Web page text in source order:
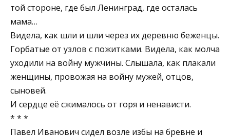
той стороне, где был Ленинград, где осталась
мама…
Видела, как шли и шли через их деревню беженцы.
Горбатые от узлов с пожитками. Видела, как молча
уходили на войну мужчины. Слышала, как плакали
женщины, провожая на войну мужей, отцов,
сыновей.
И сердце её сжималось от горя и ненависти.
* * *
Павел Иванович сидел возле избы на бревне и